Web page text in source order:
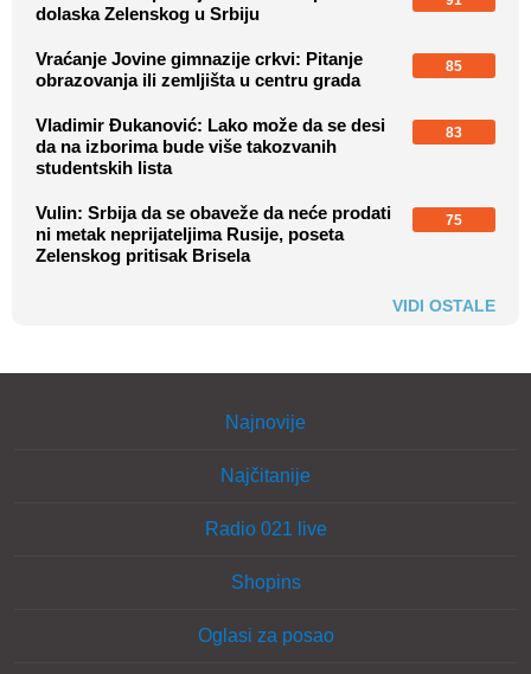
dolaska Zelenskog u Srbiju
Vraćanje Jovine gimnazije crkvi: Pitanje
obrazovanja ili zemljišta u centru grada
85
Vladimir Đukanović: Lako može da se desi
da na izborima bude više takozvanih
studentskih lista
83
Vulin: Srbija da se obaveže da neće prodati
ni metak neprijateljima Rusije, poseta
Zelenskog pritisak Brisela
75
VIDI OSTALE
Najnovije
Najčitanije
Radio 021 live
Shopins
Oglasi za posao